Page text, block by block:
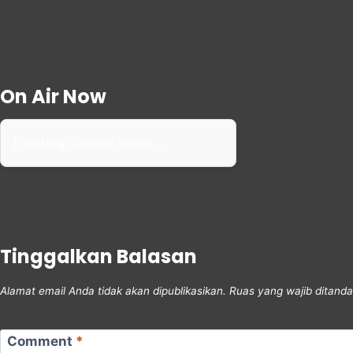
On Air Now
Tinggalkan Balasan
Alamat email Anda tidak akan dipublikasikan. Ruas yang wajib
Comment *